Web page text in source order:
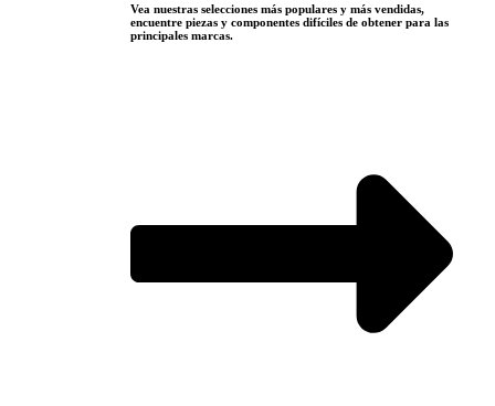
Vea nuestras selecciones más populares y más vendidas,
encuentre piezas y componentes difíciles de obtener para las
principales marcas.